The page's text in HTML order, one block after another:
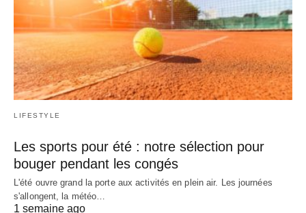
LIFESTYLE
Les sports pour été : notre sélection pour
bouger pendant les congés
L'été ouvre grand la porte aux activités en plein air. Les journées
s'allongent, la météo…
1 semaine ago